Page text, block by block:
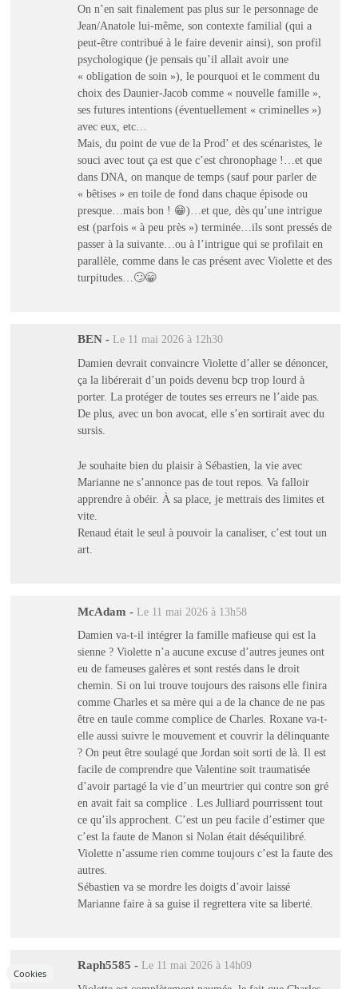
On n’en sait finalement pas plus sur le personnage de
Jean/Anatole lui-même, son contexte familial (qui a
peut-être contribué à le faire devenir ainsi), son profil
psychologique (je pensais qu’il allait avoir une
« obligation de soin »), le pourquoi et le comment du
choix des Daunier-Jacob comme « nouvelle famille »,
ses futures intentions (éventuellement « criminelles »)
avec eux, etc…
Mais, du point de vue de la Prod’ et des scénaristes, le
souci avec tout ça est que c’est chronophage !…et que
dans DNA, on manque de temps (sauf pour parler de
« bêtises » en toile de fond dans chaque épisode ou
presque…mais bon ! 😁)…et que, dès qu’une intrigue
est (parfois « à peu près ») terminée…ils sont pressés de
passer à la suivante…ou à l’intrigue qui se profilait en
parallèle, comme dans le cas présent avec Violette et des
turpitudes…🙄😁
BEN - Le 11 mai 2026 à 12h30
Damien devrait convaincre Violette d’aller se dénoncer,
ça la libérerait d’un poids devenu bcp trop lourd à
porter. La protéger de toutes ses erreurs ne l’aide pas.
De plus, avec un bon avocat, elle s’en sortirait avec du
sursis.
Je souhaite bien du plaisir à Sébastien, la vie avec
Marianne ne s’annonce pas de tout repos. Va falloir
apprendre à obéir. À sa place, je mettrais des limites et
vite.
Renaud était le seul à pouvoir la canaliser, c’est tout un
art.
McAdam - Le 11 mai 2026 à 13h58
Damien va-t-il intégrer la famille mafieuse qui est la
sienne ? Violette n’a aucune excuse d’autres jeunes ont
eu de fameuses galères et sont restés dans le droit
chemin. Si on lui trouve toujours des raisons elle finira
comme Charles et sa mère qui a de la chance de ne pas
être en taule comme complice de Charles. Roxane va-t-
elle aussi suivre le mouvement et couvrir la délinquante
? On peut être soulagé que Jordan soit sorti de là. Il est
facile de comprendre que Valentine soit traumatisée
d’avoir partagé la vie d’un meurtrier qui contre son gré
en avait fait sa complice . Les Julliard pourrissent tout
ce qu’ils approchent. C’est un peu facile d’estimer que
c’est la faute de Manon si Nolan était déséquilibré.
Violette n’assume rien comme toujours c’est la faute des
autres.
Sébastien va se mordre les doigts d’avoir laissé
Marianne faire à sa guise il regrettera vite sa liberté.
Raph5585 - Le 11 mai 2026 à 14h09
Cookies